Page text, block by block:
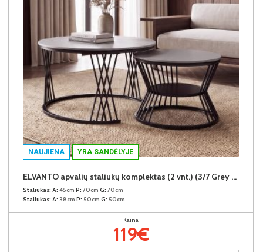
NAUJIENA YRA SANDĖLYJE
ELVANTO apvalių staliukų komplektas (2 vnt.) (3/7 Grey Matt)
Staliukas: A: 45cm P: 70cm G: 70cm
Staliukas: A: 38cm P: 50cm G: 50cm
Kaina:
119€